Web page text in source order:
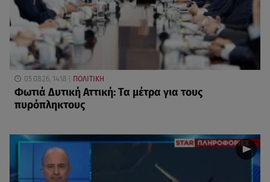
05.08.26, 14:18 ΠΟΛΙΤΙΚΗ
Φωτιά Δυτική Αττική: Τα μέτρα για τους
πυρόπληκτους